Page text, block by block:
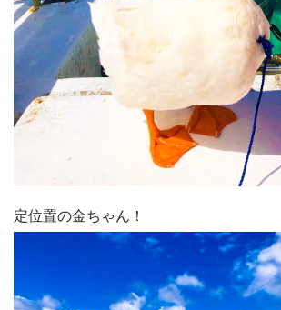
定位置の金ちゃん！